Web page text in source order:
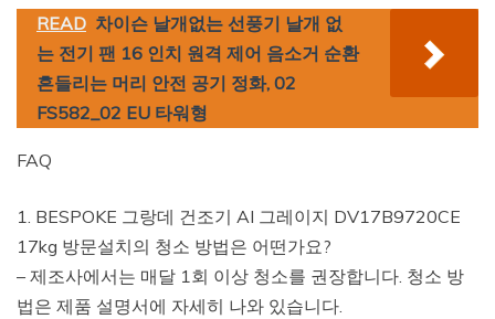
READ 차이슨 날개없는 선풍기 날개 없
는 전기 팬 16 인치 원격 제어 음소거 순환
흔들리는 머리 안전 공기 정화, 02
FS582_02 EU 타워형
FAQ
1. BESPOKE 그랑데 건조기 AI 그레이지 DV17B9720CE
17kg 방문설치의 청소 방법은 어떤가요?
– 제조사에서는 매달 1회 이상 청소를 권장합니다. 청소 방
법은 제품 설명서에 자세히 나와 있습니다.